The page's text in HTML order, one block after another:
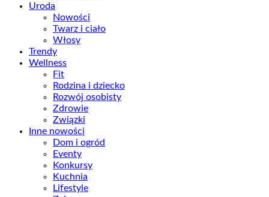
Uroda
Nowości
Twarz i ciało
Włosy
Trendy
Wellness
Fit
Rodzina i dziecko
Rozwój osobisty
Zdrowie
Związki
Inne nowości
Dom i ogród
Eventy
Konkursy
Kuchnia
Lifestyle